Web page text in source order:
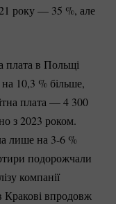
року — 35 %, але
плата в Польщі
10,3 % більше,
плата — 4 300
з 2023 роком.
лише на 3-6 %
подорожчали
компанії
Кракові впродовж